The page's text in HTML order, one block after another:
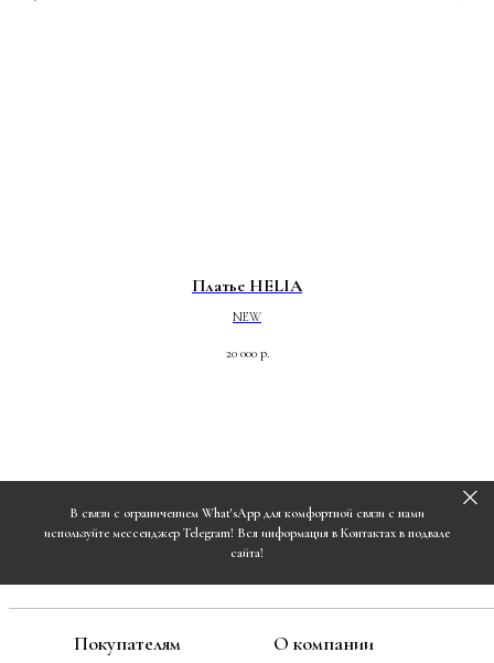
Платье HELIA
NEW
20 000 р.
В связи с ограничением What'sApp для комфортной связи с нами
используйте мессенджер Telegram! Вся информация в Контактах в подвале
сайта!
Покупателям О компании